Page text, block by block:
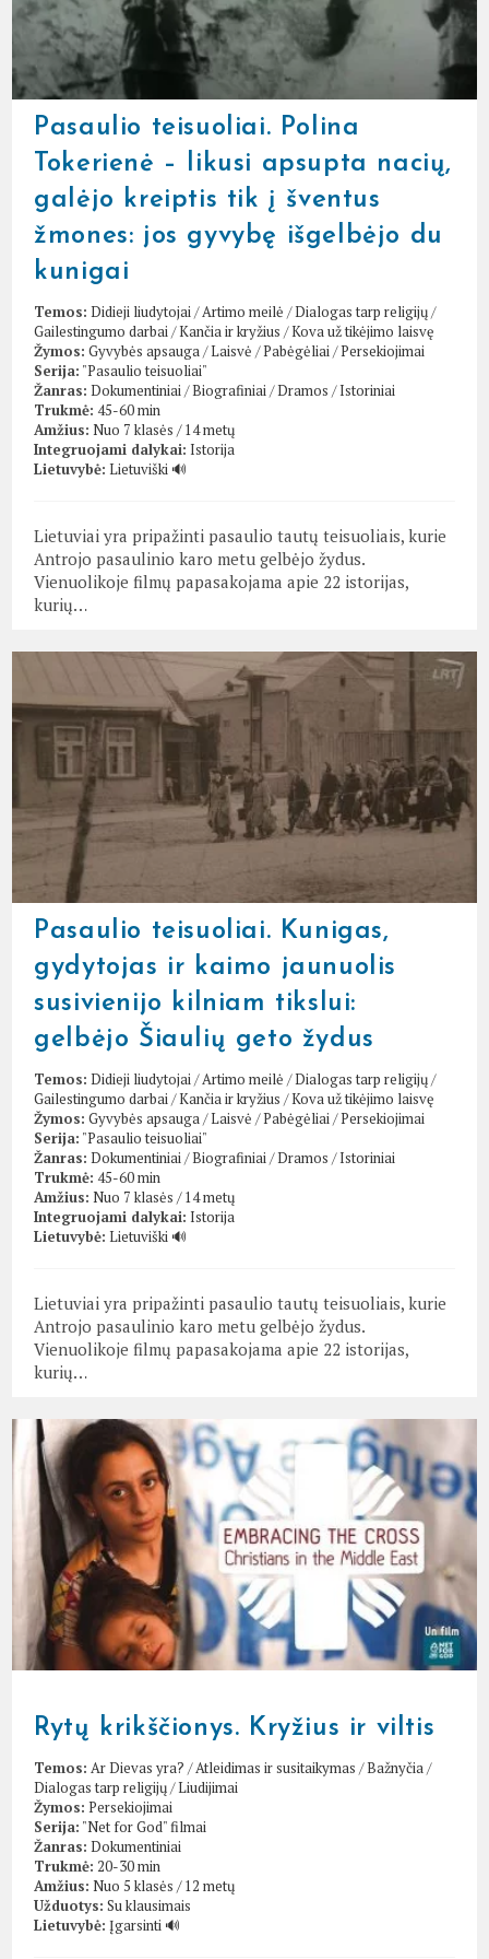
Pasaulio teisuoliai. Polina
Tokerienė – likusi apsupta nacių,
galėjo kreiptis tik į šventus
žmones: jos gyvybę išgelbėjo du
kunigai
Temos: Didieji liudytojai/Artimo meilė /Dialogas tarp religijų/
Gailestingumo darbai/Kančia ir kryžius /Kova už tikėjimo laisvę
Žymos: Gyvybės apsauga/Laisvė /Pabėgėliai/Persekiojimai
Serija: "Pasaulio teisuoliai"
Žanras: Dokumentiniai/Biografiniai/Dramos /Istoriniai
Trukmė: 45-60 min
Amžius: Nuo 7 klasės / 14 metų
Integruojami dalykai: Istorija
Lietuvybė: Lietuviški 🔊
Lietuviai yra pripažinti pasaulio tautų teisuoliais, kurie
Antrojo pasaulinio karo metu gelbėjo žydus.
Vienuolikoje filmų papasakojama apie 22 istorijas,
kurių…
Pasaulio teisuoliai. Kunigas,
gydytojas ir kaimo jaunuolis
susivienijo kilniam tikslui:
gelbėjo Šiaulių geto žydus
Temos: Didieji liudytojai/Artimo meilė /Dialogas tarp religijų/
Gailestingumo darbai/Kančia ir kryžius /Kova už tikėjimo laisvę
Žymos: Gyvybės apsauga/Laisvė /Pabėgėliai/Persekiojimai
Serija: "Pasaulio teisuoliai"
Žanras: Dokumentiniai/Biografiniai/Dramos /Istoriniai
Trukmė: 45-60 min
Amžius: Nuo 7 klasės / 14 metų
Integruojami dalykai: Istorija
Lietuvybė: Lietuviški 🔊
Lietuviai yra pripažinti pasaulio tautų teisuoliais, kurie
Antrojo pasaulinio karo metu gelbėjo žydus.
Vienuolikoje filmų papasakojama apie 22 istorijas,
kurių…
Rytų krikščionys. Kryžius ir viltis
Temos: Ar Dievas yra? /Atleidimas ir susitaikymas /Bažnyčia/
Dialogas tarp religijų/Liudijimai
Žymos: Persekiojimai
Serija: "Net for God" filmai
Žanras: Dokumentiniai
Trukmė: 20-30 min
Amžius: Nuo 5 klasės / 12 metų
Užduotys: Su klausimais
Lietuvybė: Įgarsinti 🔊